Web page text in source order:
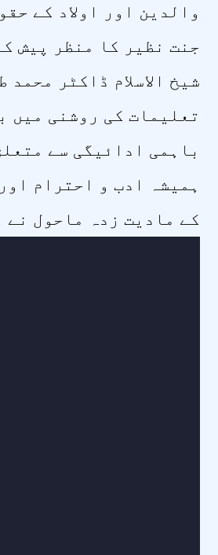
والدین اور اولاد کے
جنت نظیر کا منظر پیش
شیخ الاسلام ڈاکٹر
تعلیمات کی روشنی میں
باہمی ادائیگی سے
ہمیشہ ادب و احترام
کے مادیت زدہ ماحول نے